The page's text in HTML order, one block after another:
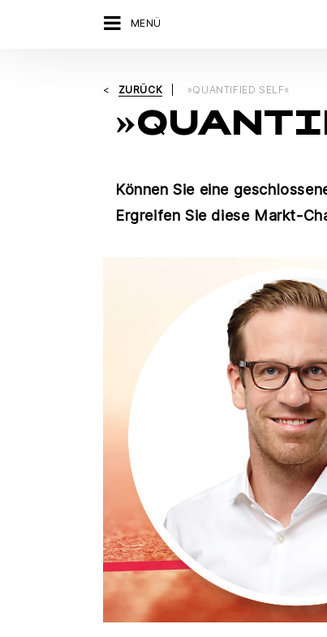
MENÜ
ZURÜCK »QUANTIFIED SELF«
Können Sie eine
Ergreifen Sie diese Markt-